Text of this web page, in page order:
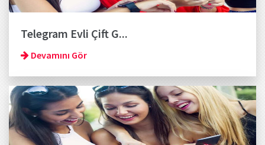
Telegram Evli Çift G...
Devamını Gör